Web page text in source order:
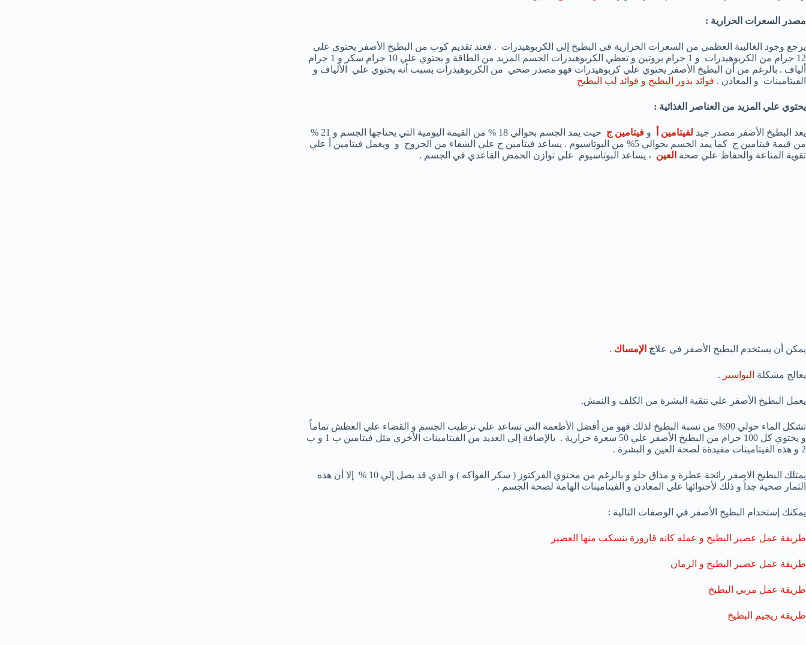
مصدر السعرات الحرارية :
يرجع وجود الغالبية العظمي من السعرات الحرارية في البطيخ إلي الكربوهيدرات . فعند تقديم كوب من البطيخ الأصفر يحتوي علي
12 جرام من الكربوهيدرات و 1 جرام بروتين و تعطي الكربوهيدرات الجسم المزيد من الطاقة و يحتوي علي 10 جرام سكر و 1 جرام
ألياف . بالرغم من أن البطيخ الأصفر يحتوي علي كربوهيدرات فهو مصدر صحي من الكربوهيدرات بسبب أنه يحتوي علي الألياف و
الفيتامينات و المعادن . فوائد بذور البطيخ و فوائد لب البطيخ
يحتوي علي المزيد من العناصر الغذائية :
يعد البطيخ الأصفر مصدر جيد لفيتامين أ و فيتامين ج
حيث يمد الجسم بحوالي 18 % من القيمة اليومية التي يحتاجها الجسم و 21 %
من قيمة فيتامين ج كما يمد الجسم بحوالي 5% من البوتاسيوم . يساعد فيتامين ج علي الشفاء من الجروح و ويعمل فيتامين أ علي
تقوية المناعة والحفاظ علي صحة العين ، يساعد البوتاسيوم علي توازن الحمض القاعدي في الجسم .
يمكن أن يستخدم البطيخ الأصفر في علاج الإمساك .
يعالج مشكلة البواسير .
يعمل البطيخ الأصفر علي تنقية البشرة من الكلف و النمش.
تشكل الماء حولي 90% من نسبة البطيخ لذلك فهو من أفضل الأطعمة التي تساعد علي ترطيب الجسم و القضاء علي العطش تماماً
و يحتوي كل 100 جرام من البطيخ الأصفر علي 50 سعرة حرارية . بالإضافة إلي العديد من الفيتامينات الأخري مثل فيتامين ب 1 و ب
2 و هذه الفيتامينات مفيدةة لصحة العين و البشرة .
يمتلك البطيخ الاصفر رائحة عطرة و مذاق حلو و بالرغم من محتوي الفركتوز ( سكر الفواكه ) و الذي قد يصل إلي 10 % إلا أن هذه
الثمار صحية جداً و ذلك لأحتوائها علي المعادن و الفيتامينات الهامة لصحة الجسم .
يمكنك إستخدام البطيخ الأصفر في الوصفات التالية :
طريقة عمل عصير البطيخ و عمله كانه قارورة ينسكب منها العصير
طريقة عمل عصير البطيخ و الرمان
طريقة عمل مربي البطيخ
طريقة ريجيم البطيخ